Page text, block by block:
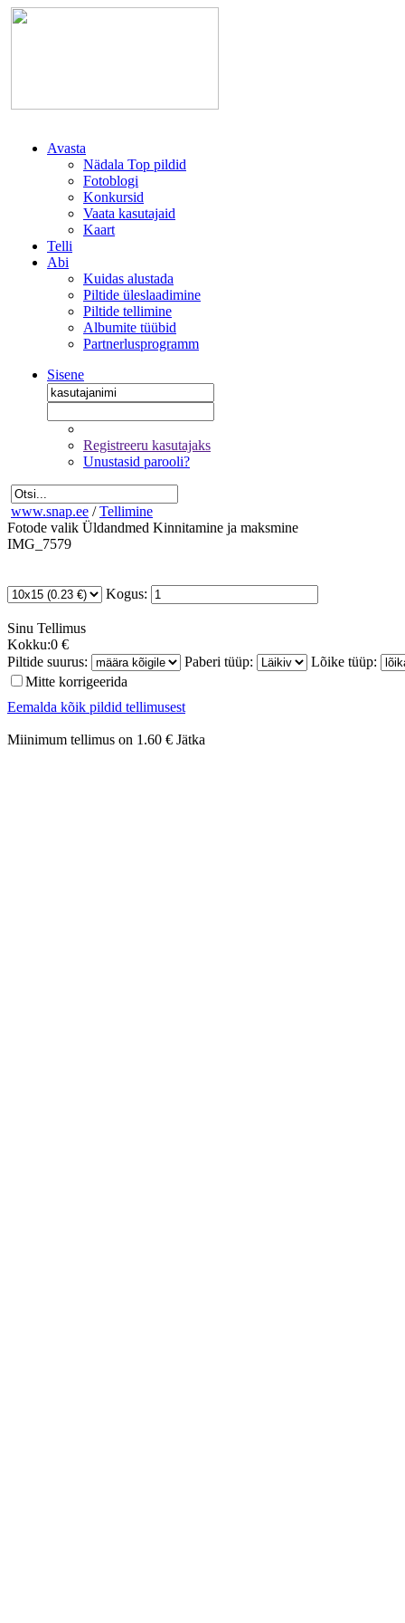
Avasta
Nädala Top pildid
Fotoblogi
Konkursid
Vaata kasutajaid
Kaart
Telli
Abi
Kuidas alustada
Piltide üleslaadimine
Piltide tellimine
Albumite tüübid
Partnerlusprogramm
Sisene
Registreeru kasutajaks
Unustasid parooli?
www.snap.ee / Tellimine
Fotode valik Üldandmed Kinnitamine ja maksmine
IMG_7579
Kogus:
Sinu Tellimus
Kokku:0 €
Piltide suurus:
Paberi tüüp:
Lõike tüüp:
Mitte korrigeerida
Eemalda kõik pildid tellimusest
Miinimum tellimus on 1.60 € Jätka